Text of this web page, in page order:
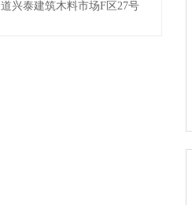
道兴泰建筑木料市场F区27号